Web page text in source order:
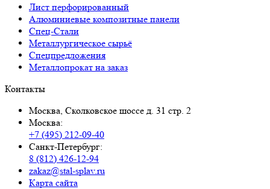
Лист перфорированный
Алюминиевые композитные панели
Спец-Стали
Металлургическое сырьё
Спецпредложения
Металлопрокат на заказ
Контакты
Москва, Сколковское шоссе д. 31 стр. 2
Москва:
+7 (495) 212-09-40
Санкт-Петербург:
8 (812) 426-12-94
zakaz@stal-splav.ru
Карта сайта